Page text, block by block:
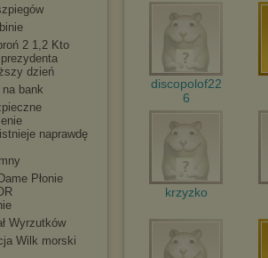
2 1,2 Kto
dzień
na bank
naprawdę
Płonie
Wyrzutków
Wilk morski
discopolof22
6
krzyzko